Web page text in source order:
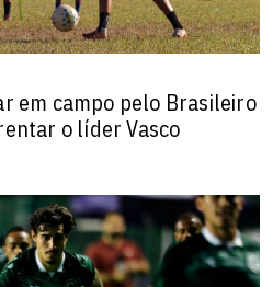
em campo pelo Brasileiro
o líder Vasco